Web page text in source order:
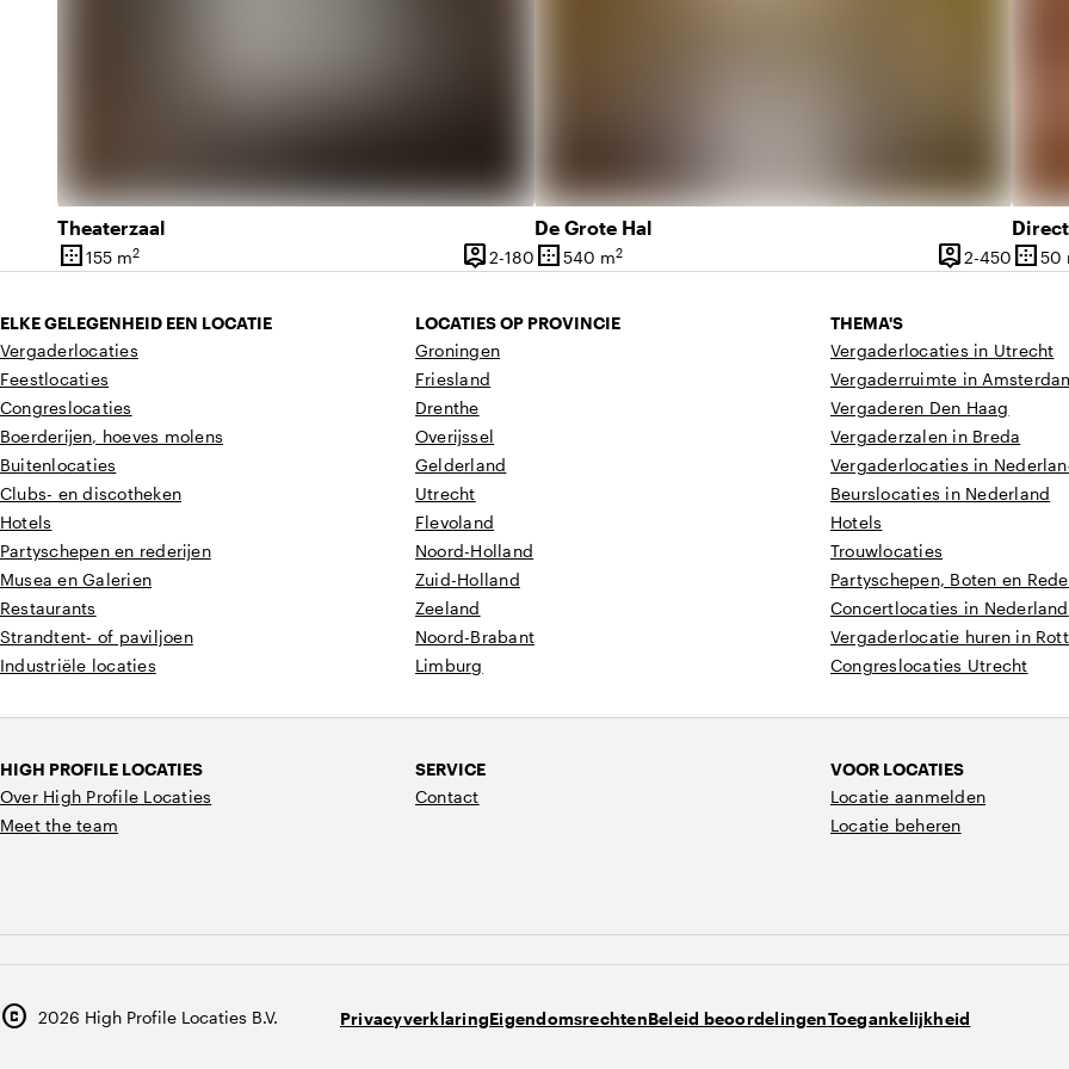
Theaterzaal
border_outer
Oppervlakte
155 m2 person_pin
Capaciteit
2-180 2 tot 180 personen
De Grote Hal
border_outer
Oppervlakte
540 m2 person_pin
Capaciteit
2-450 2 tot
border_outer 50
ELKE GELEGENHEID EEN LOCATIE
Vergaderlocaties
Feestlocaties
Congreslocaties
Boerderijen, hoeves molens
Buitenlocaties
Clubs- en discotheken
Hotels
Partyschepen en rederijen
Musea en Galerien
Restaurants
Strandtent- of paviljoen
Industriële locaties
LOCATIES OP PROVINCIE
Groningen
Friesland
Drenthe
Overijssel
Gelderland
Utrecht
Flevoland
Noord-Holland
Zuid-Holland
Zeeland
Noord-Brabant
Limburg
THEMA'S
Vergaderlocaties in Utrecht
Vergaderruimte in
Vergaderen Den Haag
Vergaderzalen in Breda
Vergaderlocaties in
Beurslocaties in Nederland
Hotels
Trouwlocaties
Partyschepen, Boten en
Concertlocaties in Nederland
Vergaderlocatie huren in
Congreslocaties Utrecht
HIGH PROFILE LOCATIES
Over High Profile Locaties
Meet the team
SERVICE
Contact
VOOR LOCATIES
Locatie aanmelden
Locatie beheren
copyright 2026 High Profile Locaties B.V. PrivacyverklaringEigendomsrechtenBeleid beoordelingenToegankelijkheid